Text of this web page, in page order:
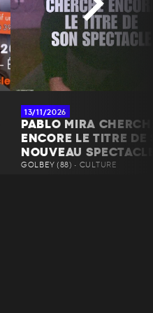
13/11/2026
PABLO MIRA
ENCORE LE TITRE DE
NOUVEAU
GOLBEY (88) • CULTURE